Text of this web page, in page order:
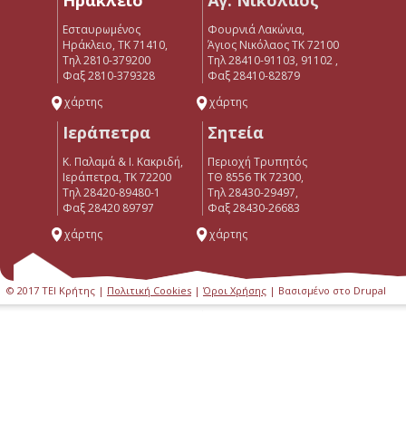
Εσταυρωμένος
Ηράκλειο, ΤΚ 71410,
Τηλ 2810-379200
Φαξ 2810-379328
χάρτης
Φουρνιά Λακώνια,
Άγιος Νικόλαος ΤΚ 72100
Τηλ 28410-91103, 91102 ,
Φαξ 28410-82879
χάρτης
Ιεράπετρα
Κ. Παλαμά & Ι. Κακριδή,
Ιεράπετρα, ΤΚ 72200
Tηλ 28420-89480-1
Φαξ 28420 89797
χάρτης
Σητεία
Περιοχή Τρυπητός
ΤΘ 8556 ΤΚ 72300,
Τηλ 28430-29497,
Φαξ 28430-26683
χάρτης
© 2017 ΤΕΙ Κρήτης | Πολιτική Cookies | Όροι Χρήσης | Βασισμένο στο Drupal